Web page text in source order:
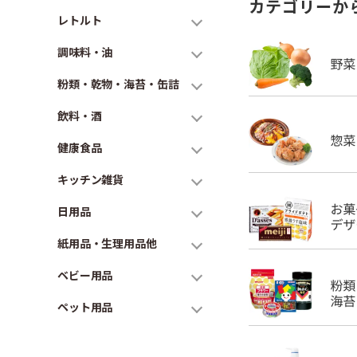
レトルト
調味料・油
粉類・乾物・海苔・缶詰
飲料・酒
健康食品
キッチン雑貨
日用品
紙用品・生理用品他
ベビー用品
ペット用品
カテゴリーか